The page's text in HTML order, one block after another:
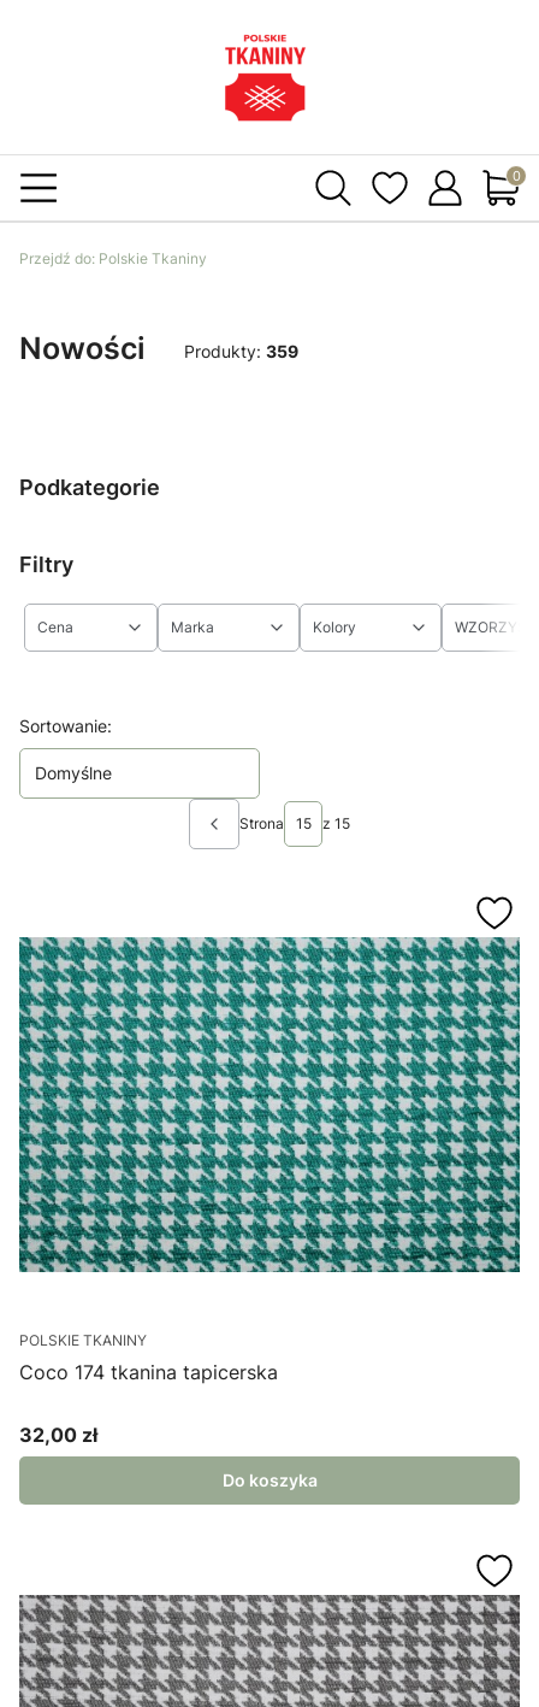
Przejdź do: Polskie Tkaniny
Nowości Produkty: 359
Podkategorie
Filtry
Cena Marka Kolory
Lista produktów
Sortowanie:
Domyślne
Poprzednie produkty
Strona z 15
POLSKIE TKANINY
Coco 174 tkanina tapicerska
Cena
32,00 zł
Do koszyka